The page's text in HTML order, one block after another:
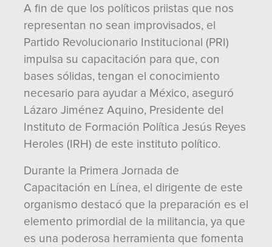
A fin de que los políticos priistas que nos
representan no sean improvisados, el
Partido Revolucionario Institucional (PRI)
impulsa su capacitación para que, con
bases sólidas, tengan el conocimiento
necesario para ayudar a México, aseguró
Lázaro Jiménez Aquino, Presidente del
Instituto de Formación Política Jesús Reyes
Heroles (IRH) de este instituto político.
Durante la Primera Jornada de
Capacitación en Línea, el dirigente de este
organismo destacó que la preparación es el
elemento primordial de la militancia, ya que
es una poderosa herramienta que fomenta